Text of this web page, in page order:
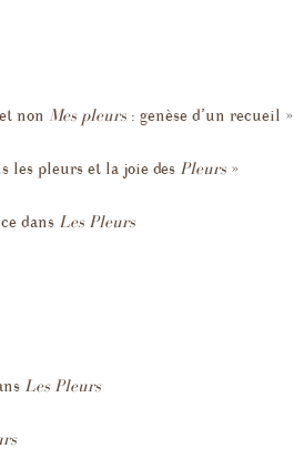
et non Mes pleurs : genèse d’un recueil »
les pleurs et la joie desPleurs »
dansLes Pleurs
Les Pleurs